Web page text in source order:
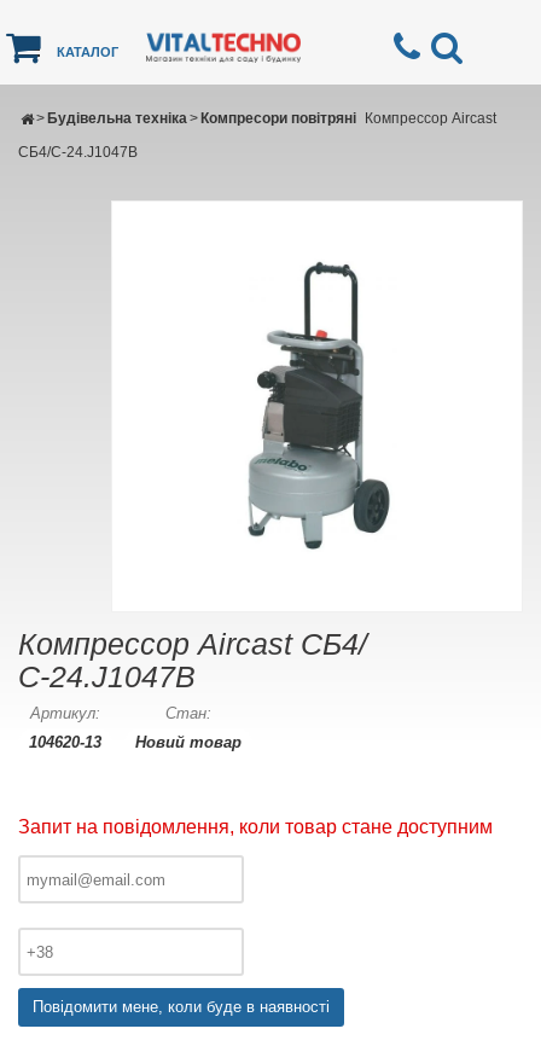
КАТАЛОГ
Будівельна техніка
> Компресори повітряні
>
Компрессор Aircast
СБ4/С-24.J1047B
Компрессор Aircast СБ4/
С-24.J1047B
Артикул:
104620-13
Стан:
Новий товар
Запит на повідомлення, коли товар стане доступним
Повідомити мене, коли буде в наявності